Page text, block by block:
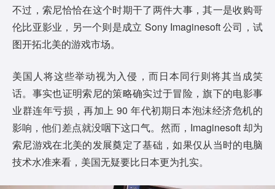
不过，索尼恰恰在这个时期干了两件大事，其一是收购哥
伦比亚影业，另一个则是成立 Sony Imaginesoft 公司，试
图开拓北美的游戏市场。
美国人将这些举动视为入侵，而日本同行则将其当成笑
话。事实也证明索尼的策略确实过于冒险，旗下的电影事
业群连年亏损，再加上 90 年代初期日本泡沫经济危机的
影响，他们差点就没咽下这口气。然而，Imaginesoft 却为
索尼游戏在北美的发展奠定了基础，如果仅从当时的电脑
技术水准来看，美国无疑要比日本更为扎实。